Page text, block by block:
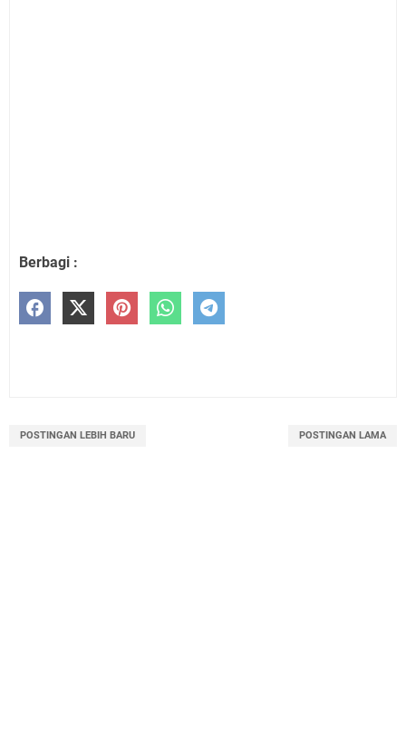
Berbagi :
POSTINGAN LEBIH BARU POSTINGAN LAMA